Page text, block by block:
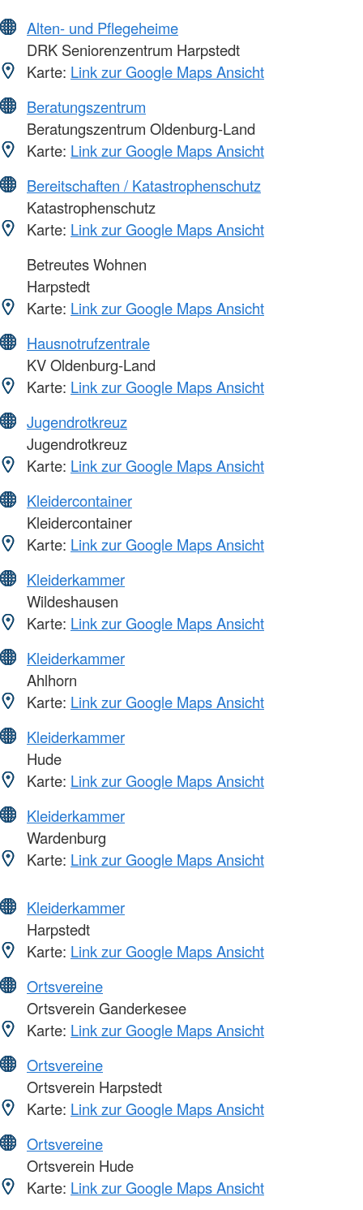
Alten- und Pflegeheime
DRK Seniorenzentrum Harpstedt
Karte: Link zur Google Maps Ansicht
Beratungszentrum
Beratungszentrum Oldenburg-Land
Karte: Link zur Google Maps Ansicht
Bereitschaften / Katastrophenschutz
Katastrophenschutz
Karte: Link zur Google Maps Ansicht
Betreutes Wohnen
Harpstedt
Karte: Link zur Google Maps Ansicht
Hausnotrufzentrale
KV Oldenburg-Land
Karte: Link zur Google Maps Ansicht
Jugendrotkreuz
Jugendrotkreuz
Karte: Link zur Google Maps Ansicht
Kleidercontainer
Kleidercontainer
Karte: Link zur Google Maps Ansicht
Kleiderkammer
Wildeshausen
Karte: Link zur Google Maps Ansicht
Kleiderkammer
Ahlhorn
Karte: Link zur Google Maps Ansicht
Kleiderkammer
Hude
Karte: Link zur Google Maps Ansicht
Kleiderkammer
Wardenburg
Karte: Link zur Google Maps Ansicht
Kleiderkammer
Harpstedt
Karte: Link zur Google Maps Ansicht
Ortsvereine
Ortsverein Ganderkesee
Karte: Link zur Google Maps Ansicht
Ortsvereine
Ortsverein Harpstedt
Karte: Link zur Google Maps Ansicht
Ortsvereine
Ortsverein Hude
Karte: Link zur Google Maps Ansicht